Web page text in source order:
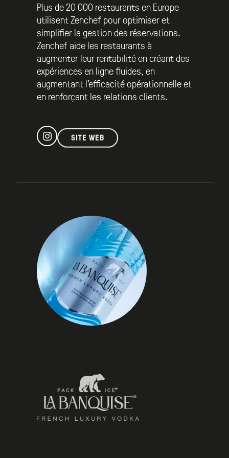
Plus de 20 000 restaurants en Europe
utilisent Zenchef pour optimiser et
simplifier la gestion des réservations.
Zenchef aide les restaurants à
augmenter leur rentabilité en créant des
expériences en ligne fluides, en
augmentant l’efficacité opérationnelle et
en renforçant les relations clients.
SITE WEB